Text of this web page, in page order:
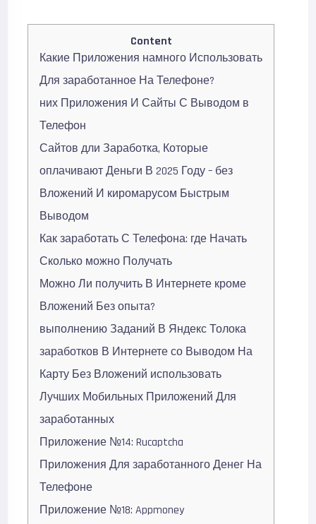
Content
Какие Приложения намного Использовать
Для заработанное На Телефоне?
них Приложения И Сайты С Выводом в
Телефон
Сайтов дли Заработка, Которые
оплачивают Деньги В 2025 Году – без
Вложений И киромарусом Быстрым
Выводом
Как заработать С Телефона: где Начать
Сколько можно Получать
Можно Ли получить В Интернете кроме
Вложений Без опыта?
выполнению Заданий В Яндекс Толока
заработков В Интернете со Выводом На
Карту Без Вложений использовать
Лучших Мобильных Приложений Для
заработанных
Приложение №14: Rucaptcha
Приложения Для заработанного Денег На
Телефоне
Приложение №18: Appmoney